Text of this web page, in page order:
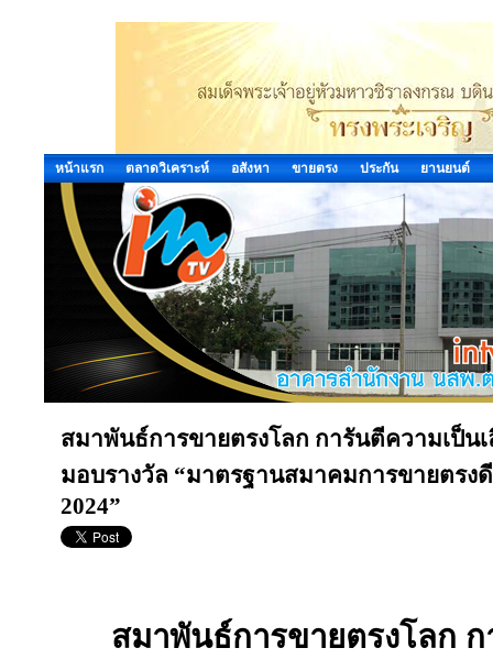
หน้าแรก ตลาดวิเคราะห์ อสังหา ขายตรง ประกัน ยานยนต์
สมาพันธ์การขายตรงโลก การันตีความเป็น
มอบรางวัล “มาตรฐานสมาคมการขายตรง
2024”
สมาพันธ์การขายตรงโลก ก